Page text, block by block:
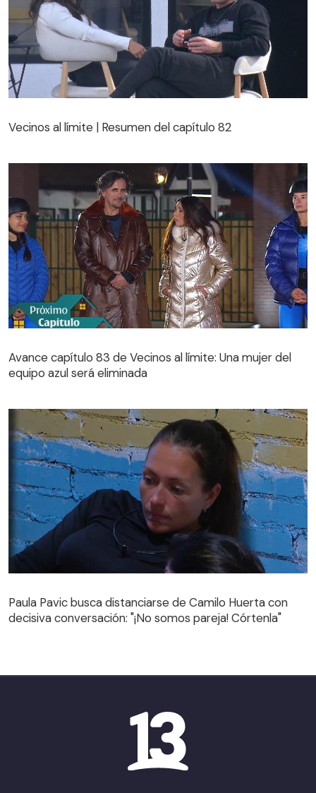
Vecinos al límite | Resumen del capítulo 82
equipo azul será eliminada
Avance capítulo 83 de Vecinos al límite: Una mujer del
equipo azul será eliminada
decisiva conversación: "¡No somos pareja! Córtenla"
Paula Pavic busca distanciarse de Camilo Huerta con
decisiva conversación: "¡No somos pareja! Córtenla"